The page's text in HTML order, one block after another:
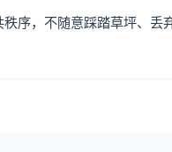
序，不随意踩踏草坪、丢